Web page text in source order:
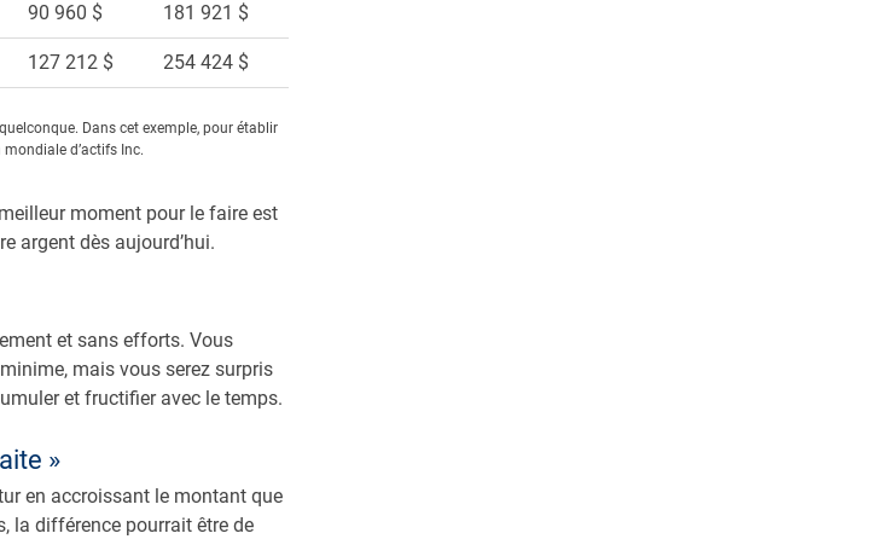
90 960 $ 181 921 $
127 212 $ 254 424 $
Dans cet exemple, pour établir
d’actifs Inc.
moment pour le faire est
argent dès aujourd’hui.
et sans efforts. Vous
mais vous serez surpris
et fructifier avec le temps.
»
en accroissant le montant que
la différence pourrait être de